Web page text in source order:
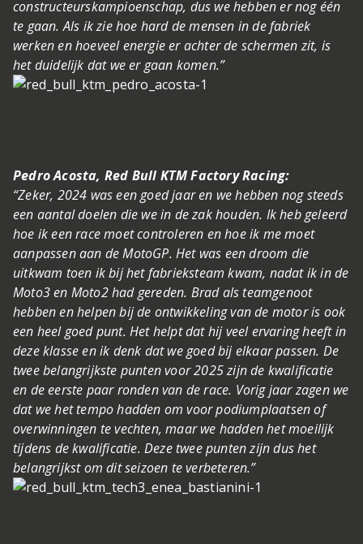
constructeurskampioenschap, dus we hebben er nog één
te gaan. Als ik zie hoe hard de mensen in de fabriek
werken en hoeveel energie er achter de schermen zit, is
het duidelijk dat we er gaan komen.”
Pedro Acosta, Red Bull KTM Factory Racing:
“Zeker, 2024 was een goed jaar en we hebben nog steeds
een aantal doelen die we in de zak houden. Ik heb geleerd
hoe ik een race moet controleren en hoe ik me moet
aanpassen aan de MotoGP. Het was een droom die
uitkwam toen ik bij het fabrieksteam kwam, nadat ik in de
Moto3 en Moto2 had gereden. Brad als teamgenoot
hebben en helpen bij de ontwikkeling van de motor is ook
een heel goed punt. Het helpt dat hij veel ervaring heeft in
deze klasse en ik denk dat we goed bij elkaar passen. De
twee belangrijkste punten voor 2025 zijn de kwalificatie
en de eerste paar ronden van de race. Vorig jaar zagen we
dat we het tempo hadden om voor podiumplaatsen of
overwinningen te vechten, maar we hadden het moeilijk
tijdens de kwalificatie. Deze twee punten zijn dus het
belangrijkst om dit seizoen te verbeteren.”